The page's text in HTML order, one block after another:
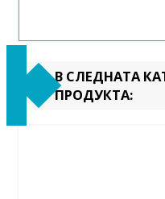
В СЛЕДНАТА
ПРОДУКТА: